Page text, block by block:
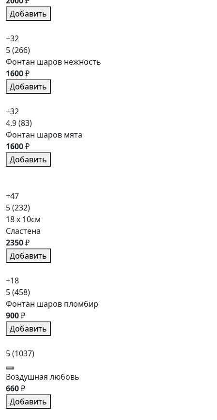
Добавить
+32
5(266)
Фонтан шаров нежность
1600₽
Добавить
+32
4.9(83)
Фонтан шаров мята
1600₽
Добавить
+47
5(232)
18 x 10см
Сластена
2350₽
Добавить
+18
5(458)
Фонтан шаров пломбир
900₽
Добавить
5(1037)
Воздушная любовь
660₽
Добавить